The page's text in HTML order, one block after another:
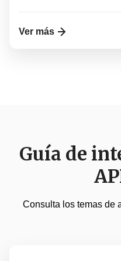
Ver más
Guía de
Consulta los temas de